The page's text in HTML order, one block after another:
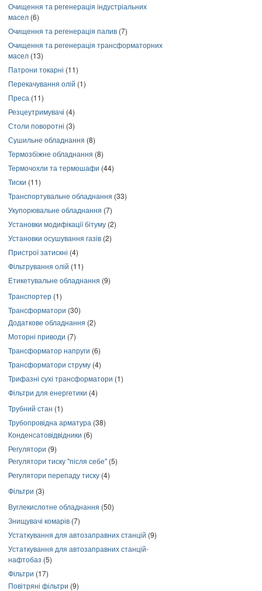
Очищення та регенерація індустріальних
масел (6)
Очищення та регенерація палив (7)
Очищення та регенерація трансформаторних
масел (13)
Патрони токарні (11)
Перекачування олій (1)
Преса (11)
Резцеутримувачі (4)
Столи поворотні (3)
Сушильне обладнання (8)
Термозбіжне обладнання (8)
Термочохли та термошафи (44)
Тиски (11)
Транспортувальне обладнання (33)
Укупорювальне обладнання (7)
Установки модифікації бітуму (2)
Установки осушування газів (2)
Пристрої затискні (4)
Фільтрування олій (11)
Етикетувальне обладнання (9)
Транспортер (1)
Трансформатори (30)
Додаткове обладнання (2)
Моторні приводи (7)
Трансформатор напруги (6)
Трансформатори струму (4)
Трифазні сухі трансформатори (1)
Фільтри для енергетики (4)
Трубний стан (1)
Трубопровідна арматура (38)
Конденсатовідвідники (6)
Регулятори (9)
Регулятори тиску "після себе" (5)
Регулятори перепаду тиску (4)
Фільтри (3)
Вуглекислотне обладнання (50)
Знищувачі комарів (7)
Устаткування для автозаправних станцій (9)
Устаткування для автозаправних станцій-
нафтобаз (5)
Фільтри (17)
Повітряні фільтри (9)